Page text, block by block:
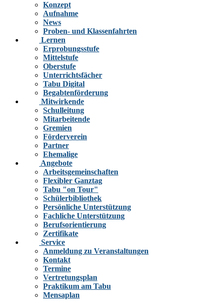
Konzept
Aufnahme
News
Proben- und Klassenfahrten
Lernen
Erprobungsstufe
Mittelstufe
Oberstufe
Unterrichtsfächer
Tabu Digital
Begabtenförderung
Mitwirkende
Schulleitung
Mitarbeitende
Gremien
Förderverein
Partner
Ehemalige
Angebote
Arbeitsgemeinschaften
Flexibler Ganztag
Tabu "on Tour"
Schülerbibliothek
Persönliche Unterstützung
Fachliche Unterstützung
Berufsorientierung
Zertifikate
Service
Anmeldung zu Veranstaltungen
Kontakt
Termine
Vertretungsplan
Praktikum am Tabu
Mensaplan